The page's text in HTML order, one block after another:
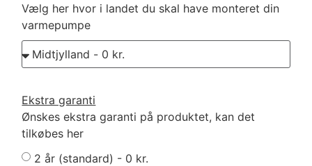
Vælg her hvor i landet du skal have monteret din
varmepumpe
Ekstra garanti
Ønskes ekstra garanti på produktet, kan det
tilkøbes her
2 år (standard) - 0 kr.